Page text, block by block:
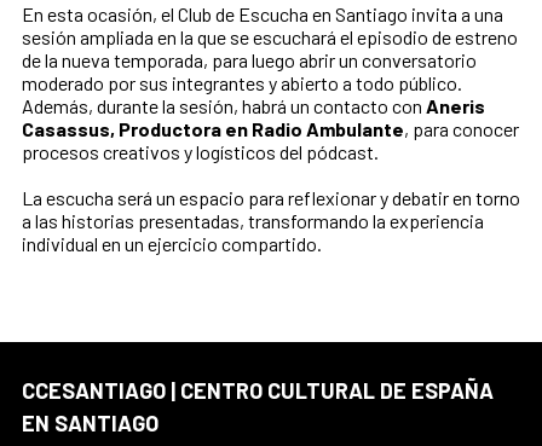
En esta ocasión, el Club de Escucha en Santiago invita a una
sesión ampliada en la que se escuchará el episodio de estreno
de la nueva temporada, para luego abrir un conversatorio
moderado por sus integrantes y abierto a todo público.
Además, durante la sesión, habrá un contacto con Aneris
Casassus, Productora en Radio Ambulante, para conocer
procesos creativos y logísticos del pódcast.
La escucha será un espacio para reflexionar y debatir en torno
a las historias presentadas, transformando la experiencia
individual en un ejercicio compartido.
CCESANTIAGO | CENTRO CULTURAL DE ESPAÑA
EN SANTIAGO